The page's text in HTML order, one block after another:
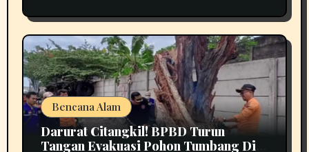
Bencana Alam
Darurat Citangkil! BPBD Turun
Tangan Evakuasi Pohon Tumbang Di